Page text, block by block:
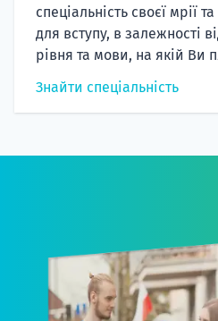
спеціальність своєї мрії
для вступу, в залежності
рівня та мови, на якій Ви
Знайти спеціальність